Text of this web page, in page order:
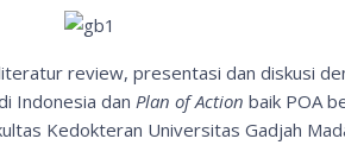
review, presentasi dan diskusi
Indonesia dan Plan of Action baik POA
Kedokteran Universitas Gadjah